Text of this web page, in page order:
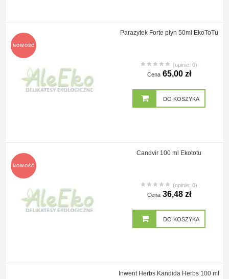
NOWOŚĆ
Parazytek Forte płyn 50ml EkoToTu
(opinie: 0)
Cena 65,00 zł
DO KOSZYKA
NOWOŚĆ
Candvir 100 ml Ekototu
(opinie: 0)
Cena 36,48 zł
DO KOSZYKA
Inwent Herbs Kandida Herbs 100 ml